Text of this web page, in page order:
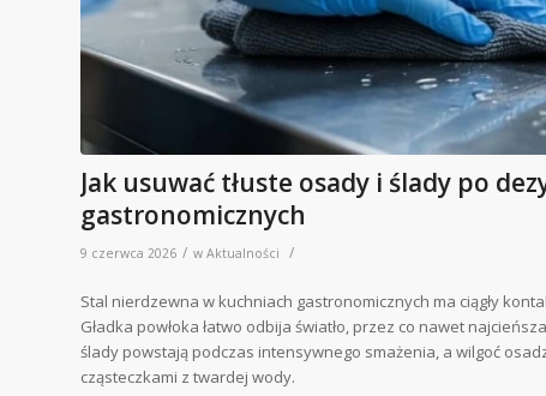
Jak usuwać tłuste osady i ślady po
gastronomicznych
9 czerwca 2026 / w Aktualności /
Stal nierdzewna w kuchniach gastronomicznych ma ciągły
Gładka powłoka łatwo odbija światło, przez co nawet
ślady powstają podczas intensywnego smażenia, a wilgoć
cząsteczkami z twardej wody.